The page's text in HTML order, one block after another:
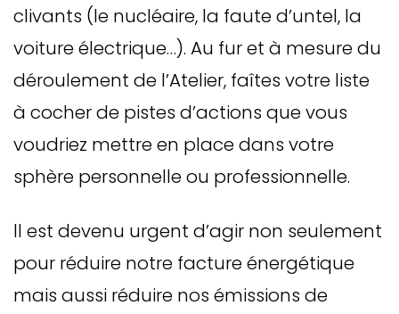
clivants (le nucléaire, la faute d’untel, la
voiture électrique…). Au fur et à mesure du
déroulement de l’Atelier, faîtes votre liste
à cocher de pistes d’actions que vous
voudriez mettre en place dans votre
sphère personnelle ou professionnelle.
ll est devenu urgent d’agir non seulement
pour réduire notre facture énergétique
mais aussi réduire nos émissions de